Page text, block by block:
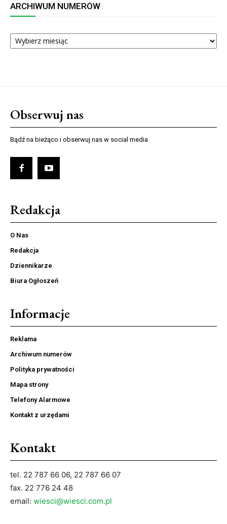
ARCHIWUM NUMERÓW
ARCHIWUM
NUMERÓW
Obserwuj nas
Bądź na bieżąco i obserwuj nas w social media
Redakcja
O Nas
Redakcja
Dziennikarze
Biura Ogłoszeń
Informacje
Reklama
Archiwum numerów
Polityka prywatności
Mapa strony
Telefony Alarmowe
Kontakt z urzędami
Kontakt
tel. 22 787 66 06, 22 787 66 07
fax. 22 776 24 48
email: wiesci@wiesci.com.pl